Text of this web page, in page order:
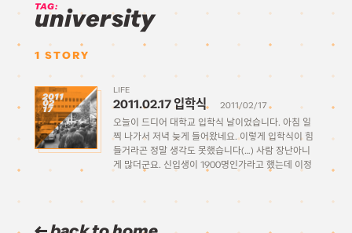
TAG:
university
1 STORY
2011
02
17
LIFE
2011.02.17 입학식
2011/02/17
오늘이 드디어 대학교 입학식 날이었습니다. 아침 일
찍 나가서 저녁 늦게 들어왔네요. 이렇게 입학식이 힘
들거라곤 정말 생각도 못했습니다(…) 사람 장난아니
게 많더군요. 신입생이 1900명인가라고 했는데 이정